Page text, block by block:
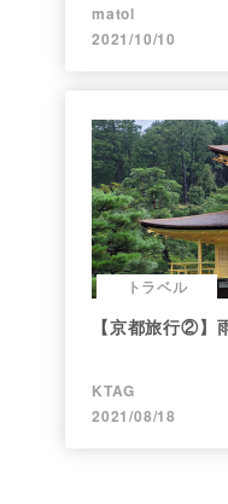
matol
2021/10/10
トラベル
【京都旅行②】
KTAG
2021/08/18